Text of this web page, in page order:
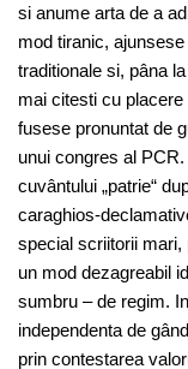
si anume arta de a
mod tiranic,
traditionale si, pâna
mai citesti cu
fusese pronuntat de
unui congres al
cuvântului „patrie“
caraghios-
special scriitorii mari,
un mod dezagreabil
sumbru – de regim.
independenta de
prin contestarea